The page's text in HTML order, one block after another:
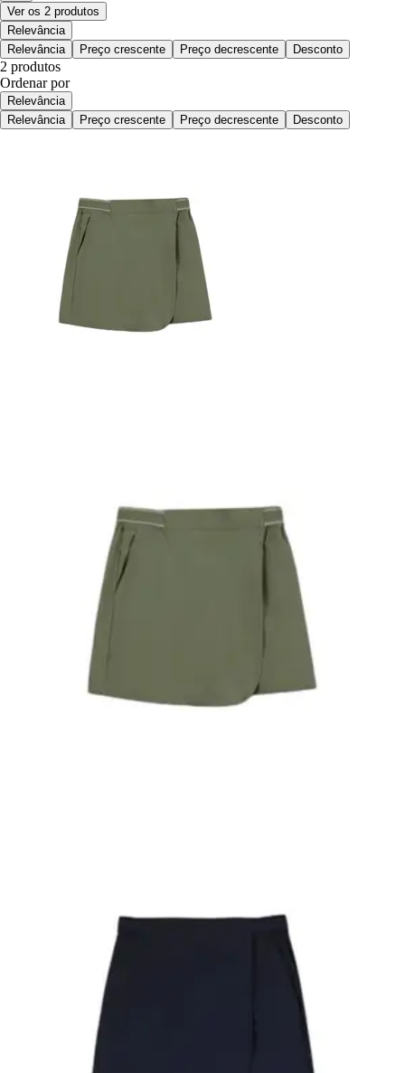
Ver os 2 produtos
Relevância
Relevância
Preço crescente Preço decrescente Desconto
2 produtos
Ordenar por
Relevância
Relevância
Preço crescente Preço decrescente Desconto